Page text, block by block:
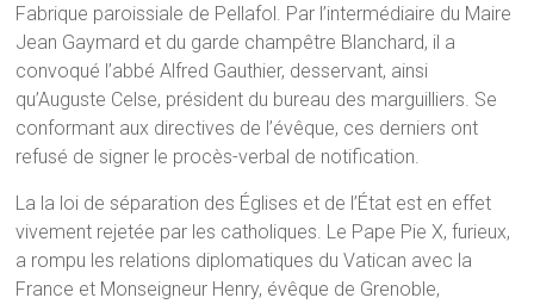
Fabrique paroissiale de Pellafol. Par l’intermédiaire du Maire
Jean Gaymard et du garde champêtre Blanchard, il a
convoqué l’abbé Alfred Gauthier, desservant, ainsi
qu’Auguste Celse, président du bureau des marguilliers. Se
conformant aux directives de l’évêque, ces derniers ont
refusé de signer le procès-verbal de notification.
La la loi de séparation des Églises et de l’État est en effet
vivement rejetée par les catholiques. Le Pape Pie X, furieux,
a rompu les relations diplomatiques du Vatican avec la
France et Monseigneur Henry, évêque de Grenoble,